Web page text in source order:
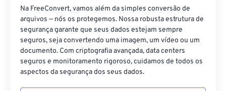
Na FreeConvert, vamos além da simples conversão de
arquivos — nós os protegemos. Nossa robusta estrutura de
segurança garante que seus dados estejam sempre
seguros, seja convertendo uma imagem, um vídeo ou um
documento. Com criptografia avançada, data centers
seguros e monitoramento rigoroso, cuidamos de todos os
aspectos da segurança dos seus dados.